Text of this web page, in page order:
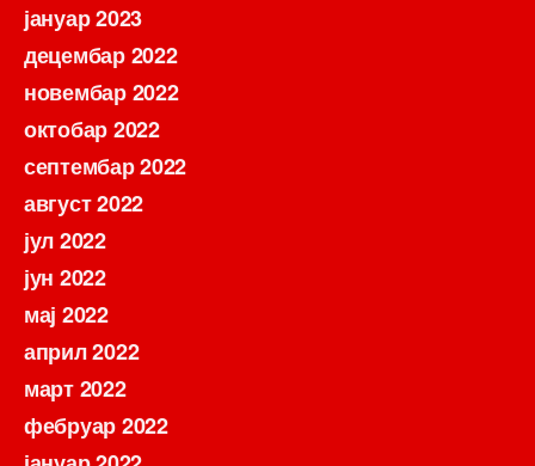
јануар 2023
децембар 2022
новембар 2022
октобар 2022
септембар 2022
август 2022
јул 2022
јун 2022
мај 2022
април 2022
март 2022
фебруар 2022